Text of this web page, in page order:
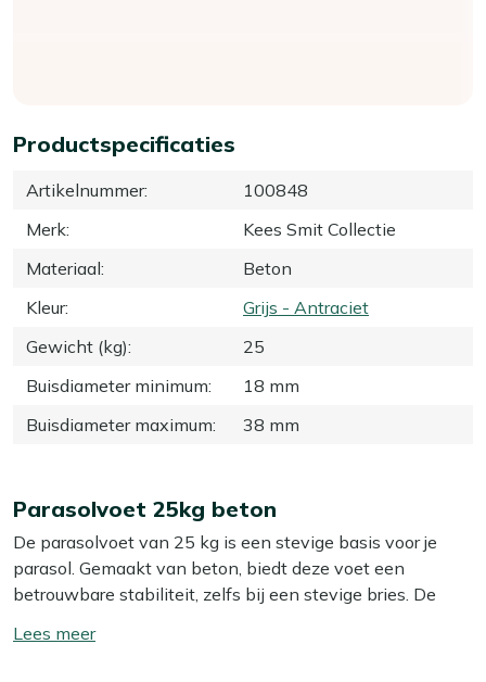
Productspecificaties
Artikelnummer:
100848
Merk:
Kees Smit Collectie
Materiaal:
Beton
Kleur:
Grijs - Antraciet
Gewicht (kg):
25
Buisdiameter minimum:
18 mm
Buisdiameter maximum: 38 mm
Parasolvoet 25kg beton
De parasolvoet van 25 kg is een stevige basis voor je
parasol. Gemaakt van beton, biedt deze voet een
betrouwbare stabiliteit, zelfs bij een stevige bries. De
van binnen is hij volledig van beton. Deze parasolvoet is
Toon/verberg